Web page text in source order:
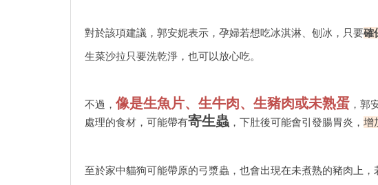
對於該項建議，郭安妮表示，孕婦若想吃冰淇淋、刨冰，只要確
生菜沙拉只要洗乾淨，也可以放心吃。
不過， 像是生魚片、生牛肉、生豬肉或未熟蛋 ，郭
處理的食材，可能帶有寄生蟲 ，下肚後可能會引發腸胃炎， 增
至於家中貓狗可能帶原的弓漿蟲，也會出現在未煮熟的豬肉上